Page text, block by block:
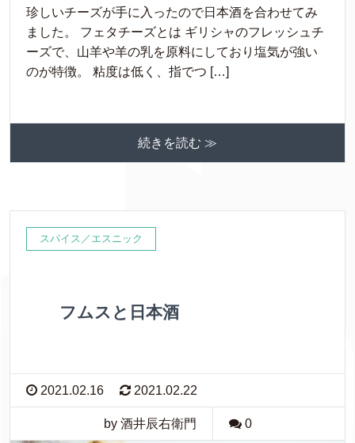
珍しいチーズが手に入ったので日本酒を合わせてみ
ました。 フェタチーズとは ギリシャのフレッシュチ
ーズで、山羊や羊の乳を原料にしており塩気が強い
のが特徴。 粘度は低く、指でつ […]
続きを読む ≫
スパイス／エスニック
フムスと日本酒
2021.02.16 2021.02.22
by 酒井辰右衛門 0